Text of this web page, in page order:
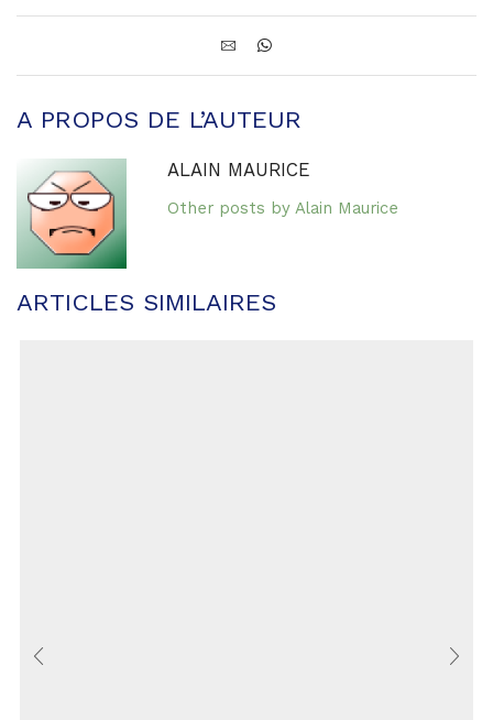
A PROPOS DE L’AUTEUR
ALAIN MAURICE
Other posts by Alain Maurice
ARTICLES SIMILAIRES